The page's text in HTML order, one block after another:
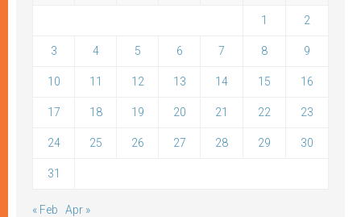
1 2
3 4 5 6 7 8 9
10 11 12 13 14 15 16
17 18 19 20 21 22 23
24 25 26 27 28 29 30
31
« Feb Apr »